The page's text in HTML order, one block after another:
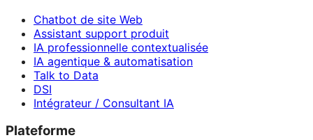
Chatbot de site Web
Assistant support produit
IA professionnelle contextualisée
IA agentique & automatisation
Talk to Data
DSI
Intégrateur / Consultant IA
Plateforme